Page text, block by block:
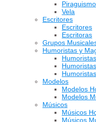
Piraguismo
Vela
Escritores
Escritores
Escritoras
Grupos
Humoristas y
Modelos
Modelos
Modelos
Músicos
Músicos
Músicos